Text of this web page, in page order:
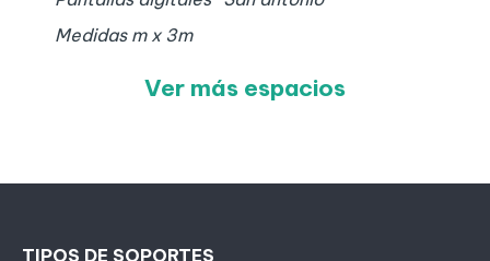
Medidas m x 3m
Ver más espacios
TIPOS DE SOPORTES